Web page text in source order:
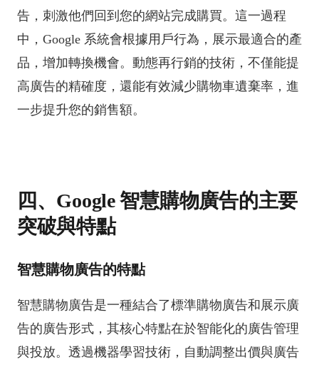
告，刺激他們回到您的網站完成購買。這一過程
中，Google 系統會根據用戶行為，展示最適合的產
品，增加轉換機會。動態再行銷的技術，不僅能提
高廣告的精確度，還能有效減少購物車遺棄率，進
一步提升您的銷售額。
四、Google 智慧購物廣告的主要
突破與特點
智慧購物廣告的特點
智慧購物廣告是一種結合了標準購物廣告和展示廣
告的廣告形式，其核心特點在於智能化的廣告管理
與投放。透過機器學習技術，自動調整出價與廣告